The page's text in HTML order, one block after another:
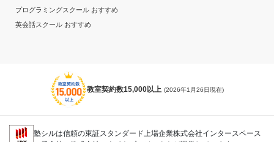
プログラミングスクール おすすめ
英会話スクール おすすめ
教室契約数15,000以上 (2026年1月26日現在)
塾シルは信頼の東証スタンダード上場企業株式会社インタースペース